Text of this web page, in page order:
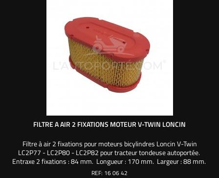
FILTRE A AIR 2 FIXATIONS MOTEUR V-TWIN LONCIN
Filtre à air 2 fixations pour moteurs bicylindres Loncin V-Twin
LC2P77 - LC2P80 - LC2P82 pour tracteur tondeuse autoportée.
Entraxe 2 fixations : 84 mm. Longueur : 170 mm. Largeur : 88 mm.
Hauteur : 88 mm. Utilisez la mousse 160742
REF: 16 06 42